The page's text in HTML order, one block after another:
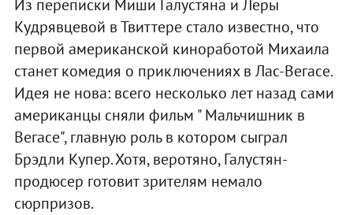
Из переписки Миши Галустяна и Леры
Кудрявцевой в Твиттере стало известно, что
первой американской киноработой Михаила
станет комедия о приключениях в Лас-Вегасе.
Идея не нова: всего несколько лет назад сами
американцы сняли фильм " Мальчишник в
Вегасе", главную роль в котором сыграл
Брэдли Купер. Хотя, веротяно, Галустян-
продюсер готовит зрителям немало
сюрпризов.